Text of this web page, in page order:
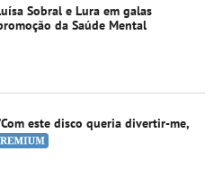
Sobral e Lura em galas
da Saúde Mental
este disco queria divertir-me,